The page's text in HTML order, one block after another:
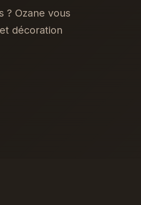
? Ozane vous
décoration